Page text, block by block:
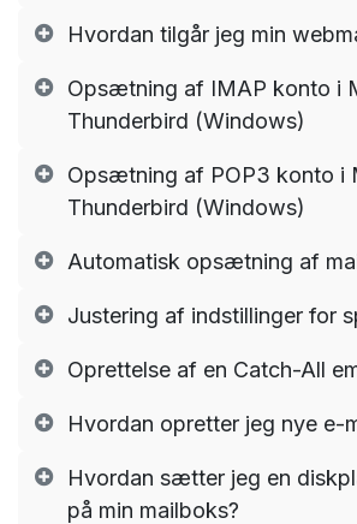
Hvordan tilgår jeg min
Opsætning af IMAP konto i
Thunderbird (Windows)
Opsætning af POP3 konto i
Thunderbird (Windows)
Automatisk opsætning af
Justering af indstillinger for
Oprettelse af en Catch-All
Hvordan opretter jeg nye e-
Hvordan sætter jeg en
på min mailboks?